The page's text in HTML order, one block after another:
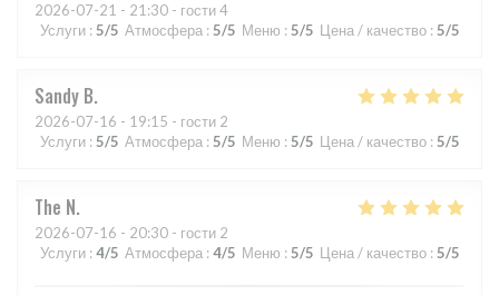
2026-07-21 - 21:30 - гости 4
Услуги : 5/5 Атмосфера : 5/5 Меню : 5/5 Цена / качество : 5/5
Sandy B
2026-07-16 - 19:15 - гости 2
Услуги : 5/5 Атмосфера : 5/5 Меню : 5/5 Цена / качество : 5/5
The N
2026-07-16 - 20:30 - гости 2
Услуги : 4/5 Атмосфера : 4/5 Меню : 5/5 Цена / качество : 5/5